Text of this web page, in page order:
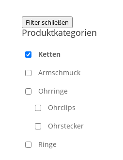
Filter schließen
Produktkategorien
Ketten
Armschmuck
Ohrringe
Ohrclips
Ohrstecker
Ringe